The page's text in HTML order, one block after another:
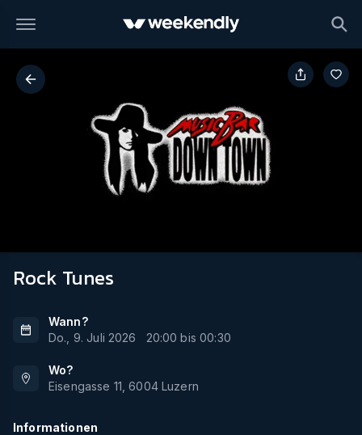
Rock Tunes
Wann?
Do., 9. Juli 2026
20:00 bis00:30
Wo?
Eisengasse 11 ,6004 Luzern
Informationen